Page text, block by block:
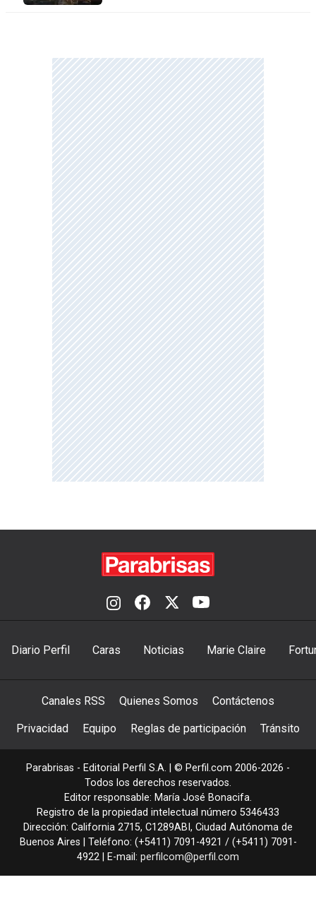
Diario Perfil Caras Noticias Marie Claire
Canales RSS Quienes Somos Contáctenos
Privacidad Equipo Reglas de participación Tránsito
Parabrisas - Editorial Perfil S.A. | © Perfil.com 2006-2026 -
Todos los derechos reservados.
Editor responsable: María José Bonacifa.
Registro de la propiedad intelectual número 5346433
Dirección: California 2715, C1289ABI , Ciudad Autónoma de
Buenos Aires | Teléfono: (+5411) 7091-4921 / (+5411) 7091-
4922 | E-mail: perfilcom@perfil.com